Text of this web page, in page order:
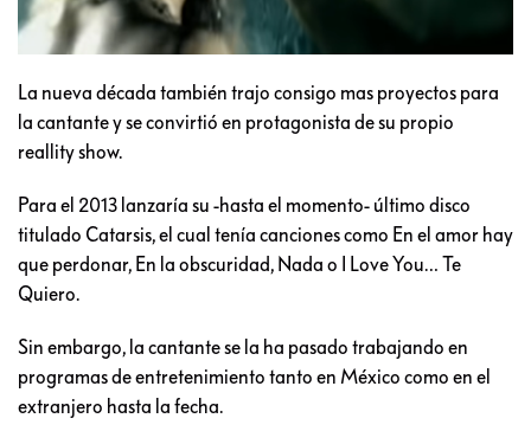
La nueva década también trajo consigo mas proyectos para
la cantante y se convirtió en protagonista de su propio
reallity show.
Para el 2013 lanzaría su -hasta el momento- último disco
titulado Catarsis, el cual tenía canciones como En el amor hay
que perdonar, En la obscuridad, Nada o I Love You… Te
Quiero.
Sin embargo, la cantante se la ha pasado trabajando en
programas de entretenimiento tanto en México como en el
extranjero hasta la fecha.